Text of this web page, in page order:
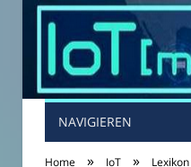
NAVIGIEREN
Home » IoT » Lexikon